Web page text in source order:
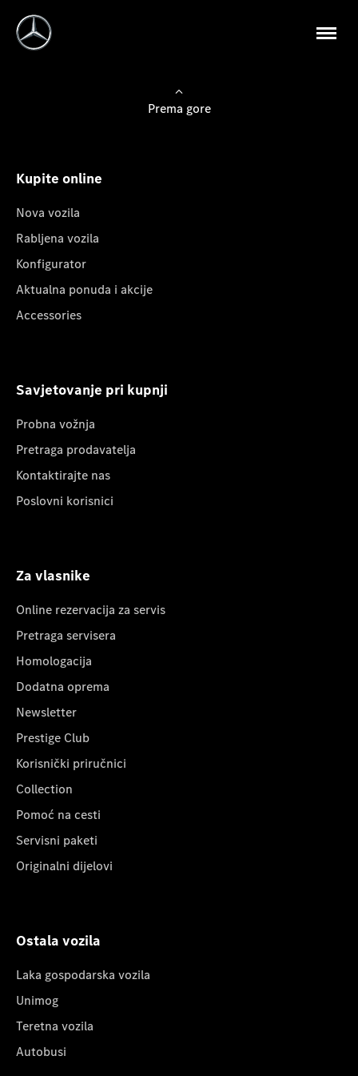
Prema gore
Kupite online
Nova vozila
Rabljena vozila
Konfigurator
Aktualna ponuda i akcije
Accessories
Savjetovanje pri kupnji
Probna vožnja
Pretraga prodavatelja
Kontaktirajte nas
Poslovni korisnici
Za vlasnike
Online rezervacija za servis
Pretraga servisera
Homologacija
Dodatna oprema
Newsletter
Prestige Club
Korisnički priručnici
Collection
Pomoć na cesti
Servisni paketi
Originalni dijelovi
Ostala vozila
Laka gospodarska vozila
Unimog
Teretna vozila
Autobusi